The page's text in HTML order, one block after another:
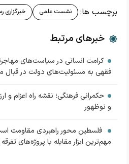
برچسب ها: نشست علمی خبرگزاری
خبرهای مرتبط
کرامت انسانی در سیاست‌های
فقهی به مسئولیت‌های دولت در قبال
حکمرانی فرهنگی؛ نقشه راه اعزام و
و نوظهور
فلسطین محور راهبردی مقاومت
مهم‌ترین ابزار مقابله با پروژه‌های تفرقه